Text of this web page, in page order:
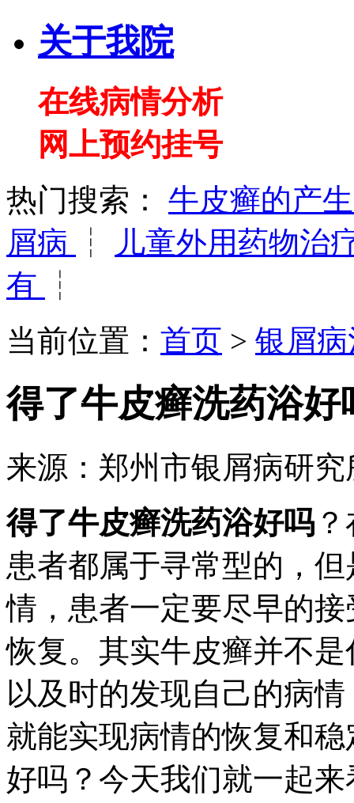
关于我院
在线病情分析
网上预约挂号
热门搜索：
牛皮癣的产
屑病
┆
儿童外用药物治
有
┆
当前位置： 首页 > 银屑
得了牛皮癣洗药浴好
来源：郑州市银屑病研
得了牛皮癣洗药浴好吗
患者都属于寻常型的，
情，患者一定要尽早的
恢复。其实牛皮癣并不
以及时的发现自己的病
就能实现病情的恢复和
好吗？今天我们就一起来